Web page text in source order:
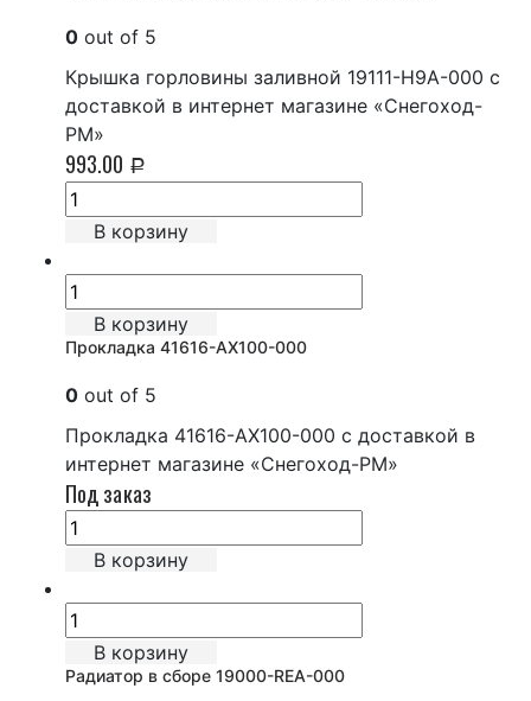
0 out of 5
Крышка горловины заливной 19111-H9A-000 с
доставкой в интернет магазине «Снегоход-
РМ»
993.00 Р
В корзину
В корзину
Прокладка 41616-AX100-000
0 out of 5
Прокладка 41616-AX100-000 с доставкой в
интернет магазине «Снегоход-РМ»
Под заказ
В корзину
В корзину
Радиатор в сборе 19000-REA-000